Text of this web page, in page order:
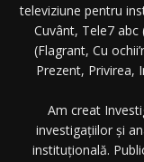
televiziune pentru
Cuvânt, Tele7
(Flagrant, Cu
Prezent, Privirea,
Am creat
investigațiilor și
instituțională.